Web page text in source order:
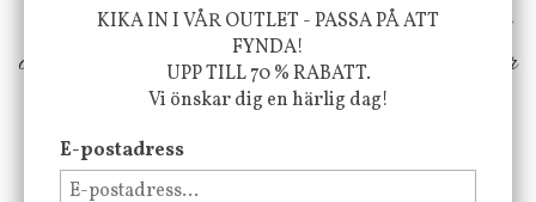
erbjuder vi omsorgsfullt utvalda produkter som
ökar trivsel i ditt hem och ger det lilla extra för
att öka ditt välmående!
KIKA IN I VÅR OUTLET - PASSA PÅ ATT
FYNDA!
UPP TILL 70 % RABATT.
Vi önskar dig en härlig dag!
E-postadress